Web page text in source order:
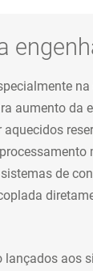
aumento da
de
lançados aos